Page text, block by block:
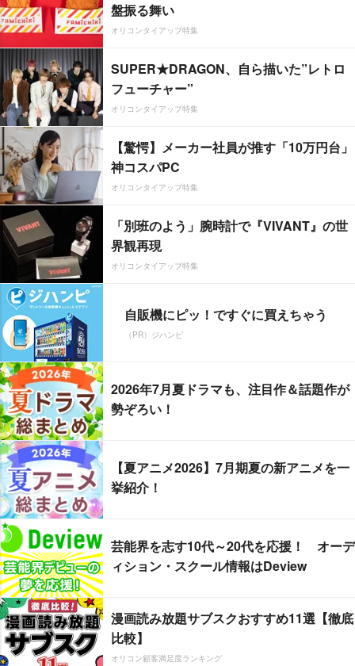
盤振る舞い
オリコンタイアップ特集
SUPER★DRAGON、自ら描いた”レトロ
フューチャー”
オリコンタイアップ特集
【驚愕】メーカー社員が推す「10万円台」
神コスパPC
オリコンタイアップ特集
「別班のよう」腕時計で『VIVANT』の世
界観再現
オリコンタイアップ特集
自販機にピッ！ですぐに買えちゃう
（PR）ジハンピ
2026年7月夏ドラマも、注目作＆話題作が
勢ぞろい！
【夏アニメ2026】7月期夏の新アニメを一
挙紹介！
芸能界を志す10代～20代を応援！ オーデ
ィション・スクール情報はDeview
漫画読み放題サブスクおすすめ11選【徹底
比較】
オリコン顧客満足度ランキング